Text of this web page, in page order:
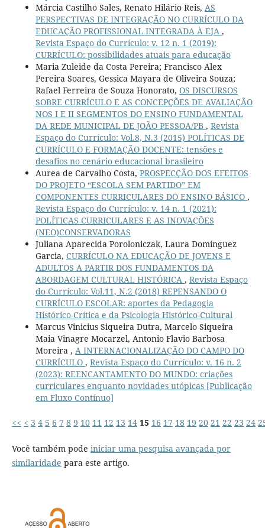
Márcia Castilho Sales, Renato Hilário Reis, AS
PERSPECTIVAS DE INTEGRAÇÃO NO CURRÍCULO DA
EDUCAÇÃO PROFISSIONAL INTEGRADA À EJA ,
Revista Espaço do Currículo: v. 12 n. 1 (2019):
CURRÍCULO: possibilidades atuais para educação
Maria Zuleide da Costa Pereira; Francisco Alex
Pereira Soares, Gessica Mayara de Oliveira Souza;
Rafael Ferreira de Souza Honorato, OS DISCURSOS
SOBRE CURRÍCULO E AS CONCEPÇÕES DE AVALIAÇÃO
NOS I E II SEGMENTOS DO ENSINO FUNDAMENTAL
DA REDE MUNICIPAL DE JOÃO PESSOA/PB , Revista
Espaço do Currículo: Vol.8, N.3 (2015) POLÍTICAS DE
CURRÍCULO E FORMAÇÃO DOCENTE: tensões e
desafios no cenário educacional brasileiro
Aurea de Carvalho Costa, PROSPECÇÃO DOS EFEITOS
DO PROJETO “ESCOLA SEM PARTIDO” EM
COMPONENTES CURRICULARES DO ENSINO BÁSICO ,
Revista Espaço do Currículo: v. 14 n. 1 (2021):
POLÍTICAS CURRICULARES E AS INOVAÇÕES
(NEO)CONSERVADORAS
Juliana Aparecida Poroloniczak, Laura Domínguez
Garcia, CURRÍCULO NA EDUCAÇÃO DE JOVENS E
ADULTOS A PARTIR DOS FUNDAMENTOS DA
ABORDAGEM CULTURAL HISTÓRICA , Revista Espaço
do Currículo: Vol.11, N.2 (2018) REPENSANDO O
CURRÍCULO ESCOLAR: aportes da Pedagogia
Histórico-Crítica e da Psicologia Histórico-Cultural
Marcus Vinicius Siqueira Dutra, Marcelo Siqueira
Maia Vinagre Mocarzel, Antonio Flavio Barbosa
Moreira , A INTERNACIONALIZAÇÃO DO CAMPO DO
CURRÍCULO , Revista Espaço do Currículo: v. 16 n. 2
(2023): REENCANTAMENTO DO MUNDO: criações
curriculares enquanto novidades utópicas [Publicação
em Fluxo Contínuo]
<< < 3 4 5 6 7 8 9 10 11 12 13 14 15 16 17 18 19 20 21 22 23 24
Você também pode iniciar uma pesquisa avançada por
similaridade para este artigo.